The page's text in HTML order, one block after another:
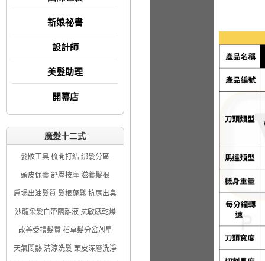
新娘祕書
設計師
美髮助理
開幕店
魔髮十二式
髮妝工具 梳開打結 綁髮分區
頭皮保養 舒壓按摩 滋養髮根
扁塌出油髮質 髮根蓬鬆 抗屑出臭
沙龍染髮自帶隔離液 抗敏感乾燥
改善受損髮質 稻草髮分岔剋星
天氣悶熱 清涼洗髮 頭皮深層洗淨